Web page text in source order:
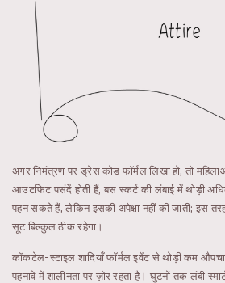
अगर निमंत्रण पर ड्रेस कोड फॉर्मल लिखा हो, तो
आउटफिट पसंदें होती हैं, बस स्कर्ट की लंबाई में थोड़ी
पहन सकते हैं, लेकिन इसकी अपेक्षा नहीं की जाती; इस
सूट बिल्कुल ठीक रहेगा।
कॉकटेल-स्टाइल शादियाँ फॉर्मल इवेंट से थोड़ी कम
पहनावे में शालीनता पर ज़ोर रहता है। घुटनों तक लंबी